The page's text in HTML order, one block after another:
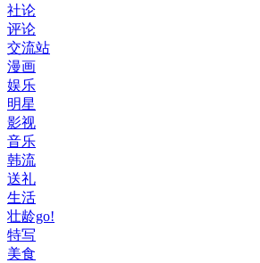
社论
评论
交流站
漫画
娱乐
明星
影视
音乐
韩流
送礼
生活
壮龄go!
特写
美食